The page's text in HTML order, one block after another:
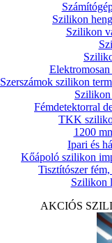
Szilikon
Szilikon
Szerszámok szilikon
Szilikon
Fémdetektorral
TKK
1200
Ipari és
Kőápoló szilikon
Tisztítószer
Szilikon
AKCIÓS